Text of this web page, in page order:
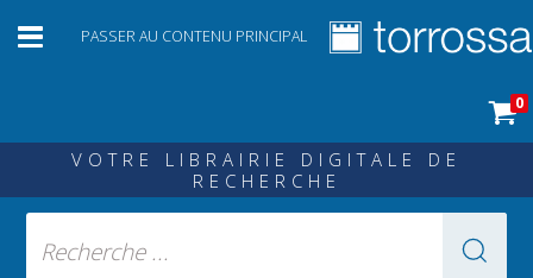
PASSER AU CONTENU PRINCIPAL
0
VOTRE LIBRAIRIE DIGITALE DE
RECHERCHE